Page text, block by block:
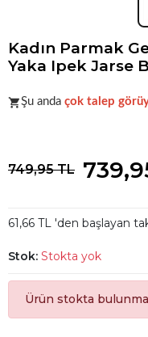
Kadın Parmak
Yaka Ipek Jarse
Popüler seçim!
Şu anda çok talep
749,95 TL
61,66 TL 'den başlayan
Stok: Stokta yok
Ürün stokta